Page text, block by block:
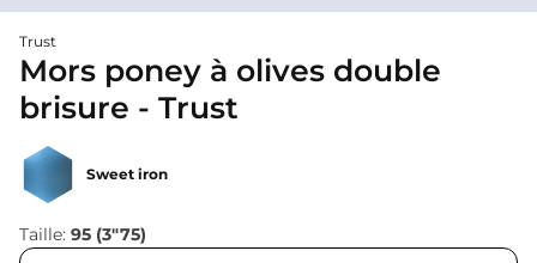
Trust
Mors poney à olives double
brisure - Trust
Sweet iron
Taille: 95 (3"75)